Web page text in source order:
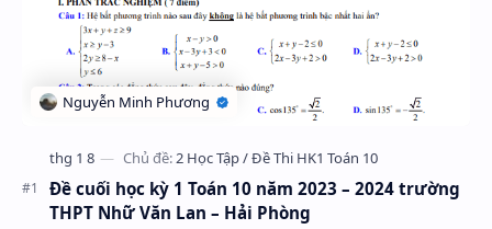
Đề cuối học kỳ 1 Toán 10 năm 2023 – 2024 trường
THPT Nhữ Văn Lan – Hải Phòng